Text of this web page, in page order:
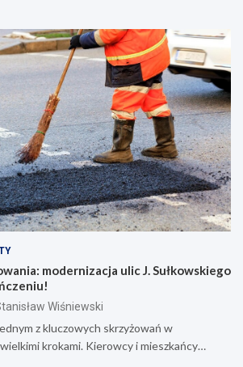
modernizacja ulic J. Sułkowskiego
Wiśniewski
z kluczowych skrzyżowań w
krokami. Kierowcy i mieszkańcy…